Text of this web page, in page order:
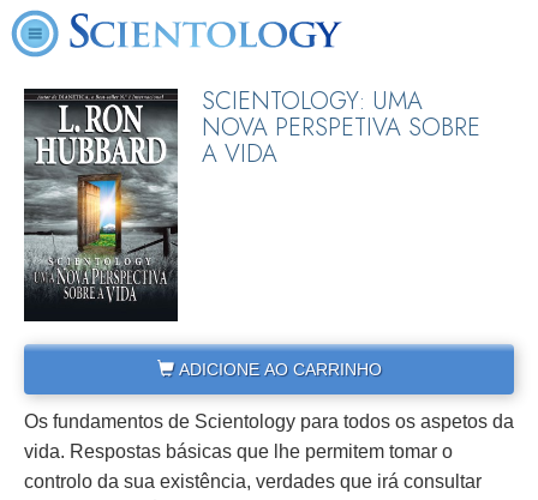
SCIENTOLOGY: UMA
NOVA PERSPETIVA SOBRE
A VIDA
ADICIONE AO CARRINHO
Os fundamentos de Scientology para todos os aspetos da
vida. Respostas básicas que lhe permitem tomar o
controlo da sua existência, verdades que irá consultar